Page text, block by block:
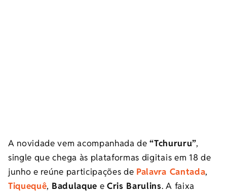
A novidade vem acompanhada de“Tchururu”,
single que chega às plataformas digitais em 18 de
junho e reúne participações de Palavra Cantada,
Tiquequê, Badulaque e Cris Barulins. A faixa